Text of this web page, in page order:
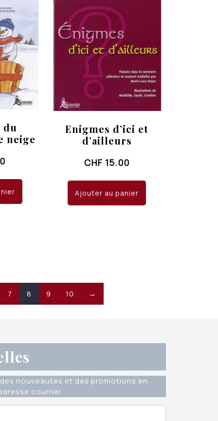
du
neige
Enigmes d’ici et
d’ailleurs
CHF 15.00
Ajouter au panier
7 8 9 10 →
nouveautés et des promotions en
courriel